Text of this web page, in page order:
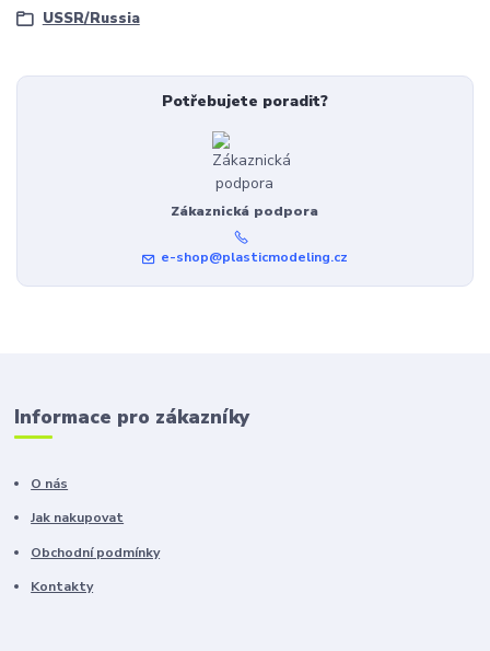
USSR/Russia
Potřebujete poradit?
Zákaznická podpora
e-shop@plasticmodeling.cz
Informace pro zákazníky
O nás
Jak nakupovat
Obchodní podmínky
Kontakty